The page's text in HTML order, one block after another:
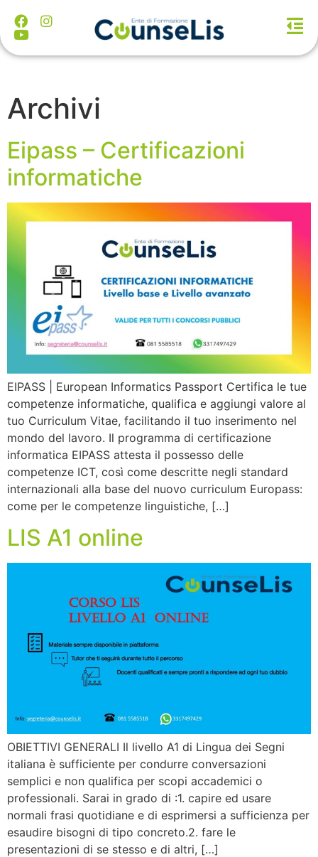
Archivi
Eipass – Certificazioni
informatiche
EIPASS | European Informatics Passport Certifica le tue
competenze informatiche, qualifica e aggiungi valore al
tuo Curriculum Vitae, facilitando il tuo inserimento nel
mondo del lavoro. Il programma di certificazione
informatica EIPASS attesta il possesso delle
competenze ICT, così come descritte negli standard
internazionali alla base del nuovo curriculum Europass:
come per le competenze linguistiche, […]
LIS A1 online
OBIETTIVI GENERALI Il livello A1 di Lingua dei Segni
italiana è sufficiente per condurre conversazioni
semplici e non qualifica per scopi accademici o
professionali. Sarai in grado di :1. capire ed usare
normali frasi quotidiane e di esprimersi a sufficienza per
esaudire bisogni di tipo concreto.2. fare le
presentazioni di se stesso e di altri, […]